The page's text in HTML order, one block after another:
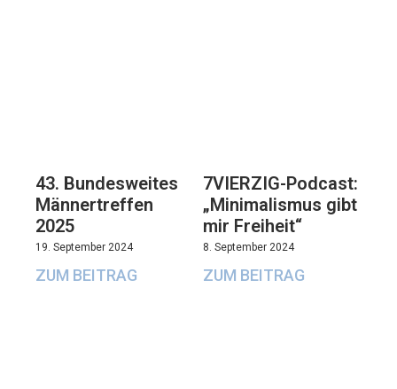
43. Bundesweites
Männertreffen
2025
19. September 2024
ZUM BEITRAG
7VIERZIG-Podcast:
„Minimalismus gibt
mir Freiheit“
8. September 2024
ZUM BEITRAG